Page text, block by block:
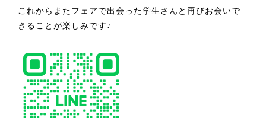
これからまたフェアで出会った学生さんと再びお会いで
きることが楽しみです♪